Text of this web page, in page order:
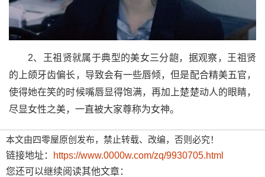
2、王祖贤就属于典型的美女三分龅，据观察，王祖贤
的上颌牙齿偏长，导致会有一些唇倾，但是配合精美五官，
使得她在笑的时候嘴唇显得饱满，再加上楚楚动人的眼睛，
尽显女性之美，一直被大家尊称为女神。
本文由四零屋原创发布，禁止转载、改编，否则必究！
链接地址：
https://www.0000w.com/zq/9930705.html
您还可以继续阅读其他文章：